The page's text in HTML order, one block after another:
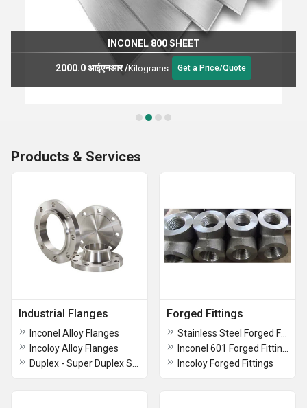
INCONEL 800 SHEET
2000.0 आईएनआर/Kilograms Get a Price/Quote
Products & Services
Industrial Flanges
Inconel Alloy Flanges
Incoloy Alloy Flanges
Forged Fittings
Incoloy Forged Fittings